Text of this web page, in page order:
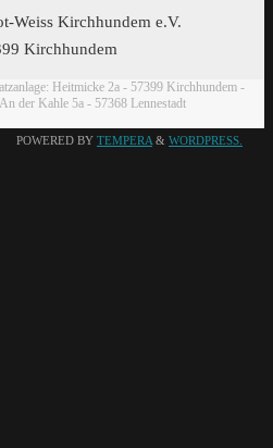
Weiss Kirchhundem e.V.
Kirchhundem
Heitmicke 2a - 57399 Kirchhundem -
der Kahle 5a - 57368 Lennestadt
POWERED BY TEMPERA & WORDPRESS.